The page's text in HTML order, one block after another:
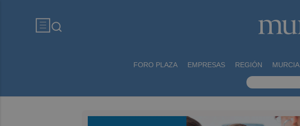
FORO PLAZA EMPRESAS REGIÓN MURCIA